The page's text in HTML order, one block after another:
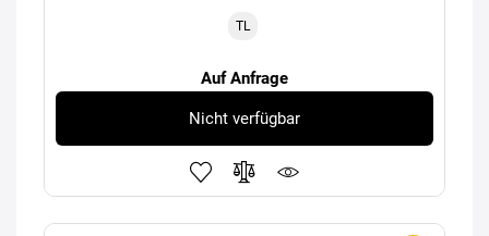
TL
Auf Anfrage
Nicht verfügbar